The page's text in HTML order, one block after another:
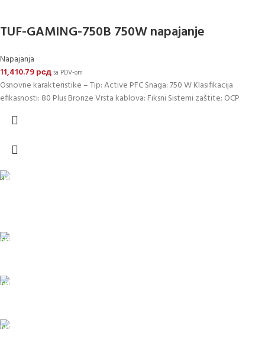
TUF-GAMING-750B 750W napajanje
Napajanja
11,410.79рсдsa PDV-om
Osnovne karakteristike – Tip: Active PFC Snaga: 750 W Klasifikacija
efikasnosti: 80 Plus Bronze Vrsta kablova: Fiksni Sistemi zaštite: OCP